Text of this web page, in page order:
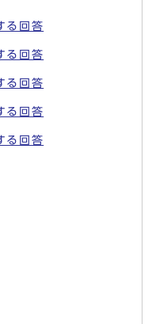
る回答
る回答
る回答
る回答
る回答